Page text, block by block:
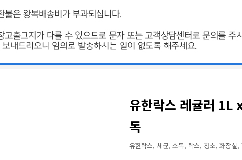
유한락스 레귤러 1L
독
유한락스, 세균, 소독, 락스, 청소, 화장실,